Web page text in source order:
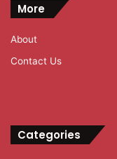
More
About
Contact Us
Categories